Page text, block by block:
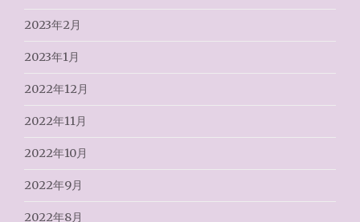
2023年2月
2023年1月
2022年12月
2022年11月
2022年10月
2022年9月
2022年8月